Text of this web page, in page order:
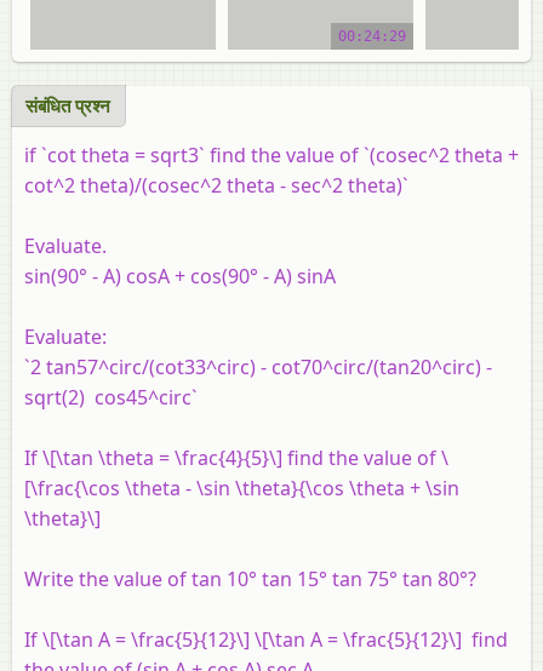
video tutorial00:24:29
संबंधित प्रश्‍न
if `cot theta = sqrt3` find the value of `(cosec^2 theta +
cot^2 theta)/(cosec^2 theta - sec^2 theta)`
Evaluate.
sin(90° - A) cosA + cos(90° - A) sinA
Evaluate:
`2 tan57^circ/(cot33^circ) - cot70^circ/(tan20^circ) -
sqrt(2) cos45^circ`
If \[\tan \theta = \frac{4}{5}\] find the value of \
[\frac{\cos \theta - \sin \theta}{\cos \theta + \sin
\theta}\]
Write the value of tan 10° tan 15° tan 75° tan 80°?
If \[\tan A = \frac{5}{12}\] \[\tan A = \frac{5}{12}\] find